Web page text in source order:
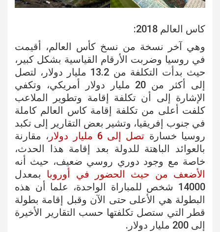
كاس العالم 2018:
وهي آخر نسخة من نسخ كأس العالم، أقيمت
في روسيا وضربت الأرقام القياسية بشكل كبير،
حيث بدأت التكلفة من 13.2 مليار دولار، لتصل
إلى أكثر من 20 مليار دولار أمريكي، وتكفي
الإشارة إلى أن تكلفة إقامة وتطوير الملاعب
كلفت أعلى من تكلفة إقامة كاس العالم كاملة
في جنوب إفريقيا، وتشير بعض التقارير إلى تكبد
روسيا خسارة تصل إلى 6 مليار دولار
، مقارنة
بالعوائد الباهتة للدولة بعد إقامة هذا الحدث،
خاصة مع وجود دوري روسي ضعيف، حيث أنه
الأضعف من حيث الحضور في أوروبا بمعدل
14000 شخص للمباراة الواحدة، علما أن هذه
البطولة هي الأعلى حتى الآن وقبل إقامة بطولة
قطر التي ستصل تكلفتها حسب التقارير الأخيرة
إلى 200 مليار دولار.